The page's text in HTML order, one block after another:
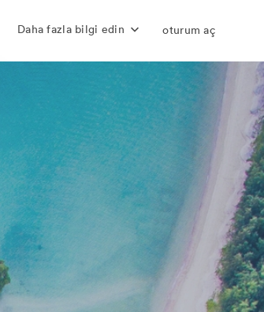
Daha fazla bilgi edin oturum aç